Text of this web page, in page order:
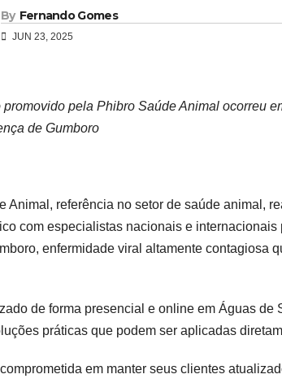
By Fernando Gomes
JUN 23, 2025
pela Phibro Saúde Animal ocorreu
de Gumboro
Animal, referência no setor de saúde animal,
com especialistas nacionais e
enfermidade viral altamente contagiosa
de forma presencial e online em Águas
práticas que podem ser aplicadas
em manter seus clientes